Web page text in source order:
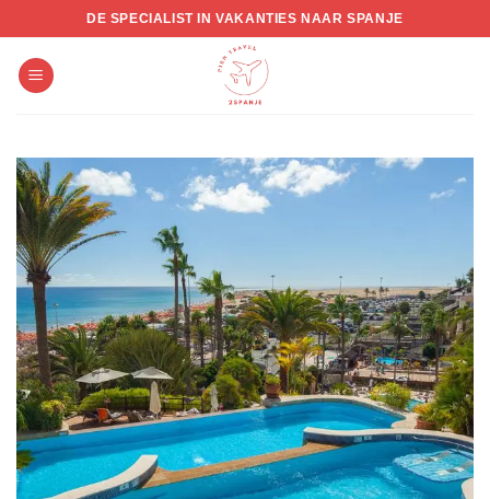
to
content
DE SPECIALIST IN VAKANTIES NAAR SPANJE